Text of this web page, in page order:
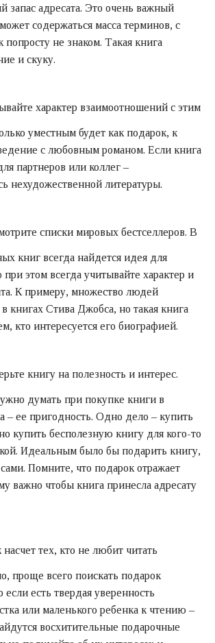
запас адресата. Это очень важный
содержаться масса терминов, с
попросту не знаком. Такая книга
и скуку.
характер взаимоотношений с этим
уместным будет как подарок, к
с любовным романом. Если книга
партнеров или коллег –
нехудожественной литературы.
списки мировых бестселлеров. В
книг всегда найдется идея для
этом всегда учитывайте характер и
К примеру, множество людей
книгах Стива Джобса, но такая книга
кто интересуется его биографией.
книгу на полезность и интерес.
думать при покупке книги в
– ее пригодность. Одно дело – купить
купить бесполезную книгу для кого-то
Идеальным было бы подарить книгу,
Помните, что подарок отражает
важно чтобы книга принесла адресату
тех, кто не любит читать
проще всего поискать подарок
если есть твердая уверенность
или маленького ребенка к чтению –
восхитительные подарочные